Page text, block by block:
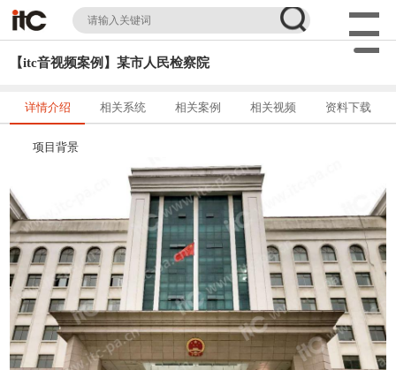
【itc音视频案例】某市人民检察院
详情介绍 相关系统 相关案例 相关视频 资料下载
项目背景